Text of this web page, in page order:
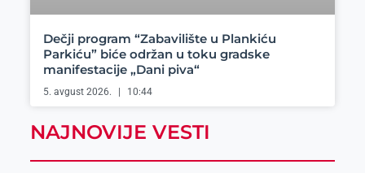
Dečji program “Zabavilište u Plankiću
Parkiću” biće održan u toku gradske
manifestacije „Dani piva“
5. avgust 2026. 10:44
NAJNOVIJE VESTI